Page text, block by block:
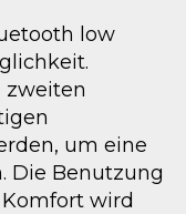
low
zweiten
um eine
Die Benutzung
wird